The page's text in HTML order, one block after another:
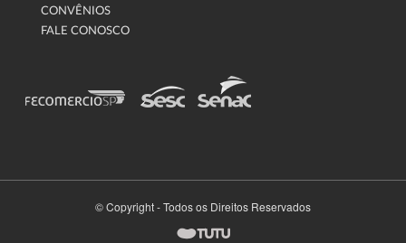
CONVÊNIOS
FALE CONOSCO
© Copyright - Todos os Direitos Reservados